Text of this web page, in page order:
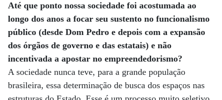
Até que ponto nossa sociedade foi acostumada ao
longo dos anos a focar seu sustento no funcionalismo
público (desde Dom Pedro e depois com a expansão
dos órgãos de governo e das estatais) e não
incentivada a apostar no empreendedorismo?
A sociedade nunca teve, para a grande população
brasileira, essa determinação de busca dos espaços nas